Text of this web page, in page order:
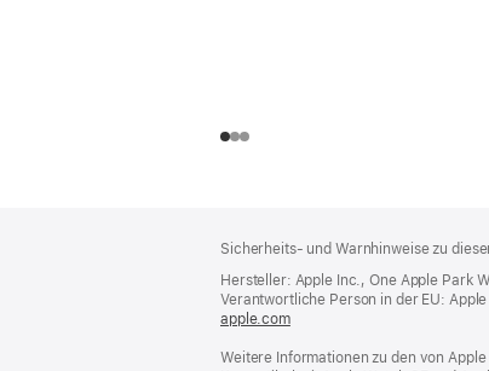
Sicherheits- und Warnhinweise zu
Hersteller: Apple Inc., One Apple Park
Verantwortliche Person in der EU:
apple.com(öffnet
neues
Weitere Informationen zu den von